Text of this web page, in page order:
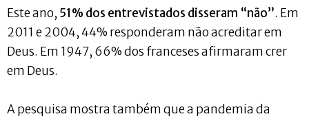
Este ano, 51% dos entrevistados disseram “não”. Em
2011 e 2004, 44% responderam não acreditar em
Deus. Em 1947, 66% dos franceses afirmaram crer
em Deus.
A pesquisa mostra também que a pandemia da